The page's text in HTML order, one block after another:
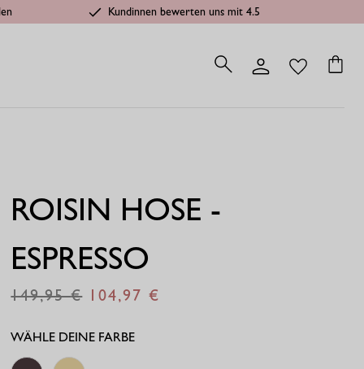
Kundinnen bewerten uns mit 4.5
ROISIN HOSE -
ESPRESSO
149,95 104,97
WÄHLE DEINE FARBE